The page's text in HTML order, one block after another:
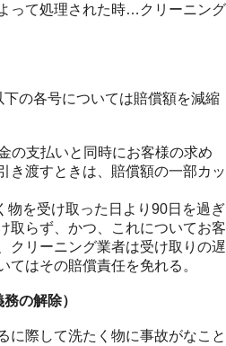
って処理された時…クリーニング
の各号については賠償額を減縮
の支払いと同時にお客様の求め
き渡すときは、賠償額の一部カッ
物を受け取った日より90日を過ぎ
取らず、かつ、これについてお客
クリーニング業者は受け取りの遅
てはその賠償責任を免れる。
の解除）
に際して洗たく物に事故がなこと